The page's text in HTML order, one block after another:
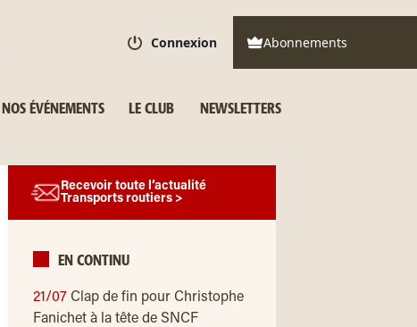
Connexion Abonnements
NOS ÉVÉNEMENTS LE CLUB NEWSLETTERS
Recevoir toute l’actualité
Transports routiers >
EN CONTINU
21/07 Clap de fin pour Christophe
Fanichet à la tête de SNCF